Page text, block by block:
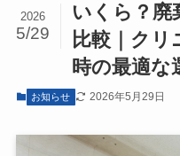
いくら？廃
比較｜クリ
時の最適な
2026
5/29
お知らせ 2026年5月29日